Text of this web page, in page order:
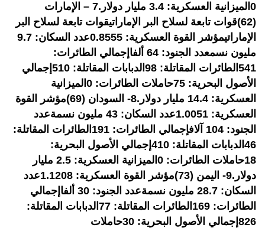
0الميزانية العسكرية: 3.4 مليار دولار.7 – الإمارات
(62)قوات تابعة لسلاح البر الإماراتيقوات تابعة لسلاح البر
الإماراتيمؤشر القوة العسكرية: 0.8555عدد السكان: 9.7
مليون نسمعدد الجنود: 64 ألفاإجمالي الطائرات:
541الطائرات المقاتلة: 98الدبابات المقاتلة: 510إجمالي
الأصول البحرية: 75حاملات الطائرات: 0الميزانية
العسكرية: 14.4 مليار دولار.8- السودان (69)مؤشر القوة
العسكرية: 1.0051عدد السكان: 43 مليون نسمةعدد
الجنود: 104 آلافإجمالي الطائرات: 191الطائرات المقاتلة:
46الدبابات المقاتلة: 410إجمالي الأصول البحرية:
18حاملات الطائرات: 0الميزانية العسكرية: 2.5 مليار
دولار.9- اليمن (73)مؤشر القوة العسكرية: 1.1208عدد
السكان: 28.7 مليون نسمةعدد الجنود: 30 ألفاإجمالي
الطائرات: 169الطائرات المقاتلة: 77الدبابات المقاتلة:
826إجمالي الأصول البحرية: 30حاملات